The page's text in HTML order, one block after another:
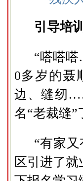
引导培
“嗒嗒
0多岁的聂
边、缝纫
名“老裁缝
“有家
区引进了